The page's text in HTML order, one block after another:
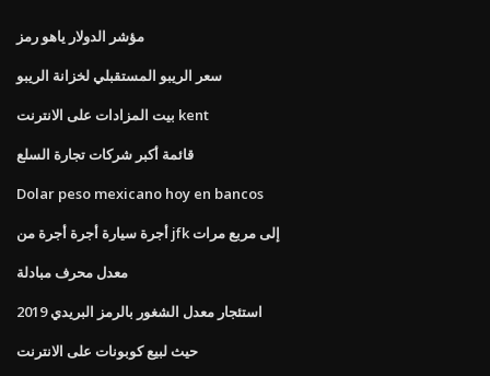
مؤشر الدولار ياهو رمز
سعر الريبو المستقبلي لخزانة الريبو
بيت المزادات على الانترنت kent
قائمة أكبر شركات تجارة السلع
Dolar peso mexicano hoy en bancos
أجرة سيارة أجرة أجرة من jfk إلى مربع مرات
معدل محرف مبادلة
استئجار معدل الشغور بالرمز البريدي 2019
حيث لبيع كوبونات على الانترنت